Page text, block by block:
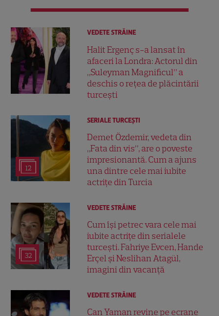
VEDETE STRĂINE
Halit Ergenç s-a lansat în
afaceri la Londra: Actorul din
„Suleyman Magnificul” a
deschis o rețea de plăcintării
turcești
12
SERIALE TURCEŞTI
Demet Özdemir, vedeta din
„Fata din vis”, are o poveste
impresionantă. Cum a ajuns
una dintre cele mai iubite
actrițe din Turcia
32
VEDETE STRĂINE
Cum își petrec vara cele mai
iubite actrițe din serialele
turcești. Fahriye Evcen, Hande
Erçel și Neslihan Atagül,
imagini din vacanță
VEDETE STRĂINE
Can Yaman revine pe ecrane